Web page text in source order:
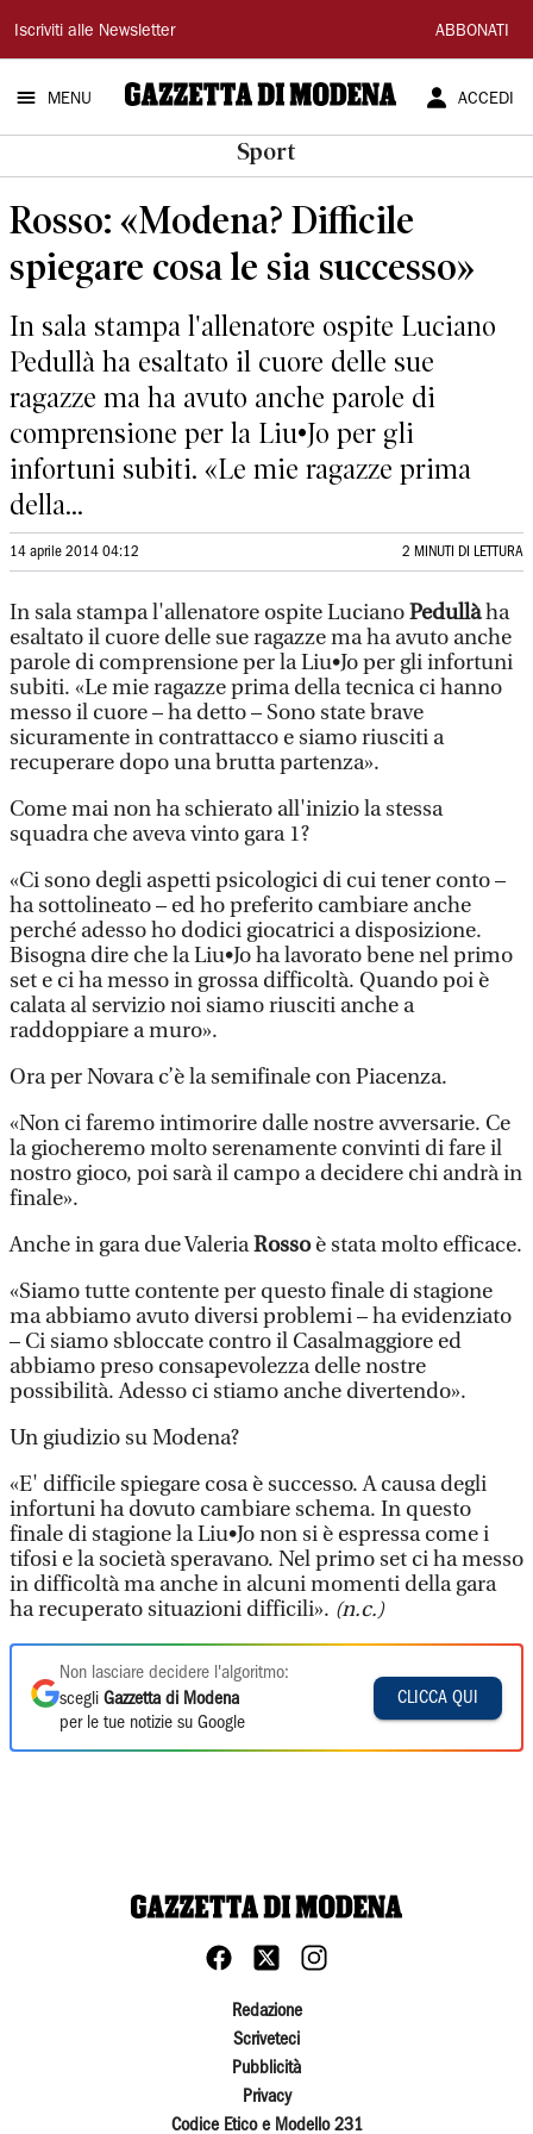
Gazzetta
di
Modena
Iscriviti alle Newsletter ABBONATI
MENU ACCEDI
Sport
Rosso: «Modena? Difficile
spiegare cosa le sia successo»
In sala stampa l'allenatore ospite Luciano
Pedullà ha esaltato il cuore delle sue
ragazze ma ha avuto anche parole di
comprensione per la Liu•Jo per gli
infortuni subiti. «Le mie ragazze prima
della...
14 aprile 2014 04:12 2 MINUTI DI LETTURA
In sala stampa l'allenatore ospite LucianoPedullàha
esaltato il cuore delle sue ragazze ma ha avuto anche
parole di comprensione per la Liu•Jo per gli infortuni
subiti. «Le mie ragazze prima della tecnica ci hanno
messo il cuore – ha detto – Sono state brave
sicuramente in contrattacco e siamo riusciti a
recuperare dopo una brutta partenza».
Come mai non ha schierato all'inizio la stessa
squadra che aveva vinto gara 1?
«Ci sono degli aspetti psicologici di cui tener conto –
ha sottolineato – ed ho preferito cambiare anche
perché adesso ho dodici giocatrici a disposizione.
Bisogna dire che la Liu•Jo ha lavorato bene nel primo
set e ci ha messo in grossa difficoltà. Quando poi è
calata al servizio noi siamo riusciti anche a
raddoppiare a muro».
Ora per Novara c’è la semifinale con Piacenza.
«Non ci faremo intimorire dalle nostre avversarie. Ce
la giocheremo molto serenamente convinti di fare il
nostro gioco, poi sarà il campo a decidere chi andrà in
finale».
Anche in gara due ValeriaRossoè stata molto efficace.
«Siamo tutte contente per questo finale di stagione
ma abbiamo avuto diversi problemi – ha evidenziato
– Ci siamo sbloccate contro il Casalmaggiore ed
abbiamo preso consapevolezza delle nostre
possibilità. Adesso ci stiamo anche divertendo».
Un giudizio su Modena?
«E' difficile spiegare cosa è successo. A causa degli
infortuni ha dovuto cambiare schema. In questo
finale di stagione la Liu•Jo non si è espressa come i
tifosi e la società speravano. Nel primo set ci ha messo
in difficoltà ma anche in alcuni momenti della gara
ha recuperato situazioni difficili». (n.c.)
Non lasciare decidere l'algoritmo:
scegli Gazzetta di Modena
per le tue notizie su Google
CLICCA QUI
Redazione
Scriveteci
Pubblicità
Privacy
Codice Etico e Modello 231